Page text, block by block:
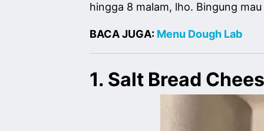
hingga 8 malam, lho. Bingung
BACA JUGA: Menu Dough Lab
1. Salt Bread